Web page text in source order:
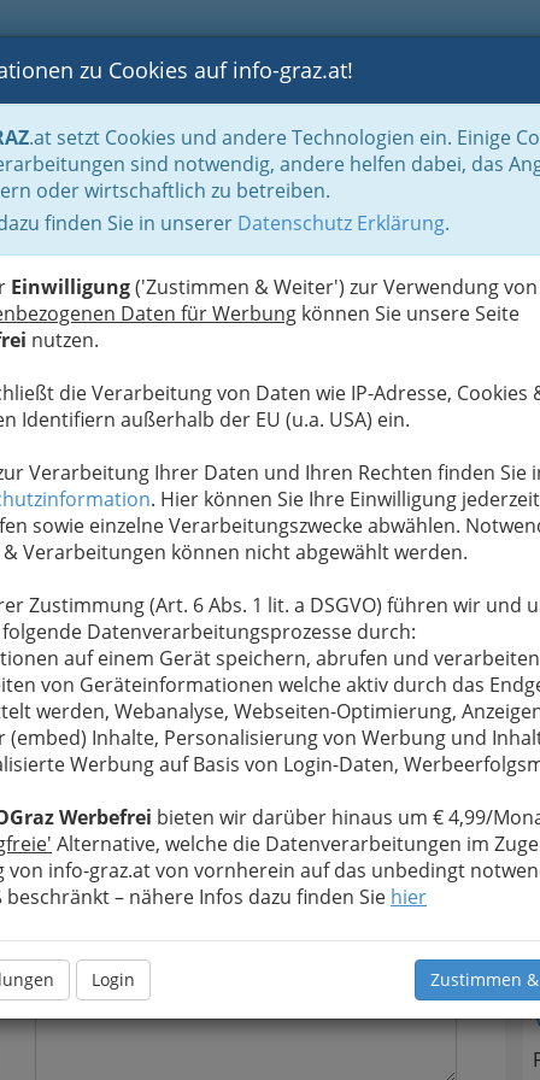
BLOGS FOTOS GASTRONOMIE BRANCHEN
zu Cookies auf info-graz.at!
.at setzt Cookies und andere Technologien ein. Einige
sind notwendig, andere helfen dabei, das
oder wirtschaftlich zu betreiben.
finden Sie in unserer Datenschutz Erklärung.
Einwilligung('Zustimmen & Weiter') zur Verwendung von
Daten für Werbung können Sie unsere Seite
nutzen.
die Verarbeitung von Daten wie IP-Adresse, Cookies
Identifiern außerhalb der EU (u.a. USA) ein.
Verarbeitung Ihrer Daten und Ihren Rechten finden Sie
. Hier können Sie Ihre Einwilligung jederzeit
sowie einzelne Verarbeitungszwecke abwählen.
& Verarbeitungen können nicht abgewählt werden.
Zustimmung (Art. 6 Abs. 1 lit. a DSGVO) führen wir und
Datenverarbeitungsprozesse durch:
auf einem Gerät speichern, abrufen und
von Geräteinformationen welche aktiv durch das
werden, Webanalyse, Webseiten-Optimierung,
(embed) Inhalte, Personalisierung von Werbung und
Werbung auf Basis von Login-Daten,
Werbefrei bieten wir darüber hinaus um € 4,99/
Alternative, welche die Datenverarbeitungen im
von info-graz.at von vornherein auf das unbedingt
beschränkt – nähere Infos dazu finden Sie hier
Login Zustimmen
- Der Verein 'Die Brücke' Graz Leben mit Behinderung Graz
und Blinde
Menschen haben an unseren Schulen mehrere
Ausbildung bzw. Grundrehabilitation zu
bewahren , verwenden wir an dieser Stelle zur
Ihre Nachricht wird nach dem Absenden
Lehranstalt für Sehbehinderte und Blinde
Meine Nachricht